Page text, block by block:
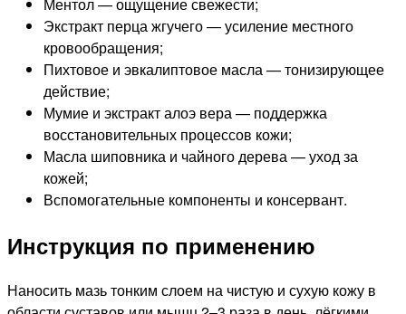
Экстракт перца жгучего — усиление местного
кровообращения;
Пихтовое и эвкалиптовое масла — тонизирующее
действие;
Мумие и экстракт алоэ вера — поддержка
восстановительных процессов кожи;
Масла шиповника и чайного дерева — уход за
кожей;
Вспомогательные компоненты и консервант.
Инструкция по применению
Наносить мазь тонким слоем на чистую и сухую кожу в